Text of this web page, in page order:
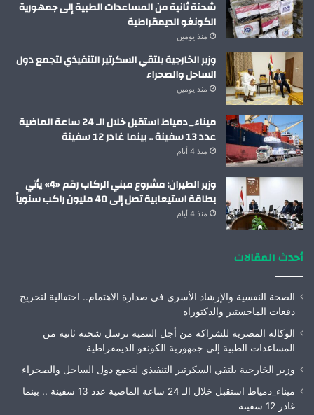
شحنة ثانية من المساعدات الطبية إلى جمهورية
الكونغو الديمقراطية
منذ يومين
وزير الخارجية يلتقي السكرتير التنفيذي لتجمع دول
الساحل والصحراء
منذ يومين
ميناء_دمياط استقبل خلال الـ 24 ساعة الماضية
عدد 13 سفينة .. بينما غادر 12 سفينة
منذ 4 أيام
وزير الطيران: مشروع مبني الركاب رقم «4» يأتي
بطاقة استيعابية تصل إلى 40 مليون راكب سنوياً
منذ 4 أيام
أحدث المقالات
الصحة النفسية والإرشاد الأسري في صدارة الاهتمام.. احتفالية لتخريج
دفعات الماجستير والدكتوراه
الوكالة المصرية للشراكة من أجل التنمية ترسل شحنة ثانية من
المساعدات الطبية إلى جمهورية الكونغو الديمقراطية
وزير الخارجية يلتقي السكرتير التنفيذي لتجمع دول الساحل والصحراء
ميناء_دمياط استقبل خلال الـ 24 ساعة الماضية عدد 13 سفينة .. بينما
غادر 12 سفينة